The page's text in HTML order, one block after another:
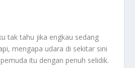
tak tahu jika engkau sedang
mengapa udara di sekitar sini
itu dengan penuh selidik.